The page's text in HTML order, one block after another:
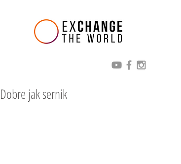
Dobre jak sernik